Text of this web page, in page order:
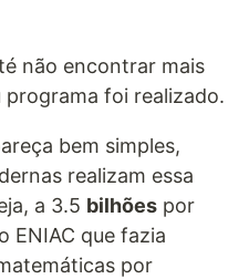
não encontrar mais
programa foi realizado.
bem simples,
realizam essa
a 3.5 bilhões por
ENIAC que fazia
por